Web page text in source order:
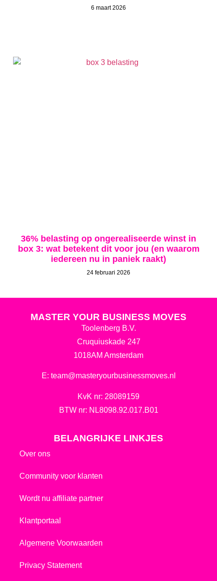
6 maart 2026
36% belasting op ongerealiseerde winst in
box 3: wat betekent dit voor jou (en waarom
iedereen nu in paniek raakt)
24 februari 2026
MASTER YOUR BUSINESS MOVES
Toolenberg B.V.
Cruquiuskade 247
1018AM Amsterdam
E: team@masteryourbusinessmoves.nl
KvK nr: 28089159
BTW nr: NL8098.92.017.B01
BELANGRIJKE LINKJES
Over ons
Community voor klanten
Wordt nu affiliate partner
Klantportaal
Algemene Voorwaarden
Privacy Statement